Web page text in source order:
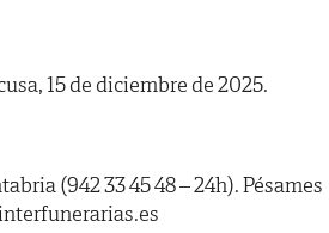
15 de diciembre de 2025.
(942 33 45 48 – 24h). Pésames